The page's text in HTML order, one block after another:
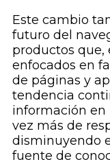
Este cambio
futuro del
productos que,
enfocados en
de páginas y
tendencia
información en
vez más de
disminuyendo
fuente de